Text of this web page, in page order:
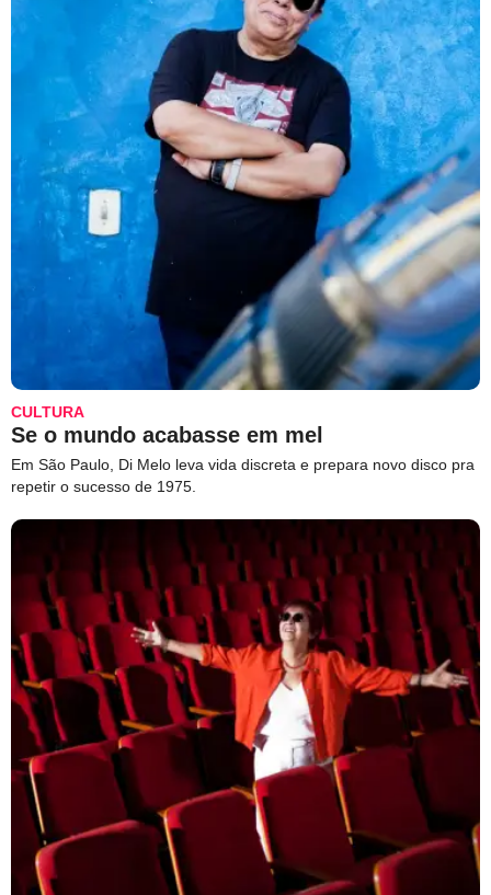
CULTURA
Se o mundo acabasse em mel
Em São Paulo, Di Melo leva vida discreta e prepara novo disco pra
repetir o sucesso de 1975.